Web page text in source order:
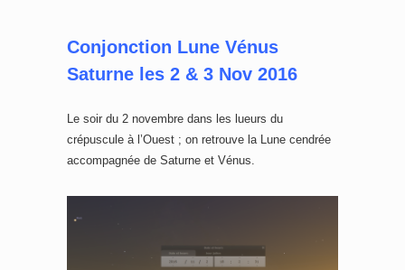
Conjonction Lune Vénus
Saturne les 2 & 3 Nov 2016
Le soir du 2 novembre dans les lueurs du
crépuscule à l’Ouest ; on retrouve la Lune cendrée
accompagnée de Saturne et Vénus.